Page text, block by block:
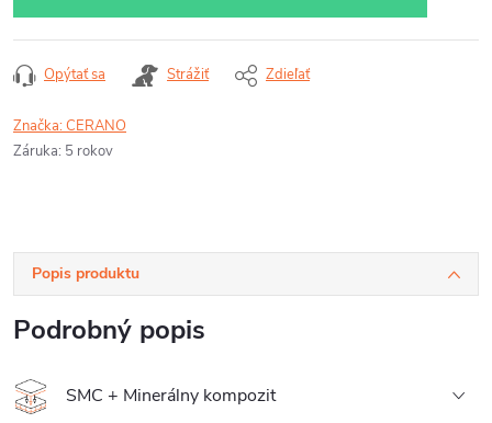
Opýtať sa Strážiť Zdieľať
Značka:CERANO
Záruka: 5 rokov
Popis produktu
Podrobný popis
SMC + Minerálny kompozit